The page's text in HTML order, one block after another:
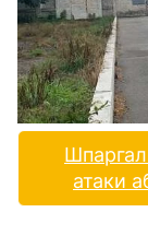
атаки
в
т
р
а
а
т
и
С